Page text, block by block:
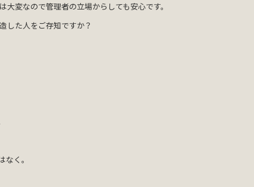
変なので管理者の立場からしても安心です。
した人をご存知ですか？
く。